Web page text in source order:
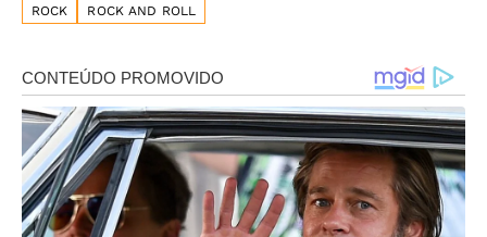
ROCK ROCK AND ROLL